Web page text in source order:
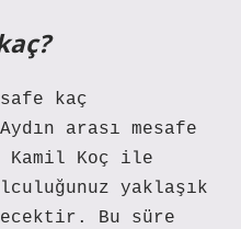
kaç
arası mesafe
Kamil Koç ile
yaklaşık
Bu süre